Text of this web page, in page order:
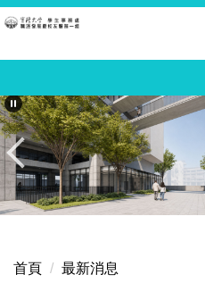
跳
主
內
容
區
首頁 最新消息